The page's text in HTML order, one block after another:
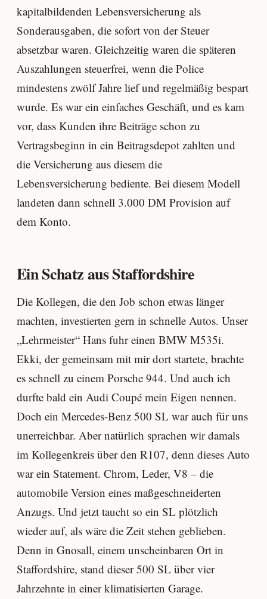
kapitalbildenden Lebensversicherung als
Sonderausgaben, die sofort von der Steuer
absetzbar waren. Gleichzeitig waren die späteren
Auszahlungen steuerfrei, wenn die Police
mindestens zwölf Jahre lief und regelmäßig bespart
wurde. Es war ein einfaches Geschäft, und es kam
vor, dass Kunden ihre Beiträge schon zu
Vertragsbeginn in ein Beitragsdepot zahlten und
die Versicherung aus diesem die
Lebensversicherung bediente. Bei diesem Modell
landeten dann schnell 3.000 DM Provision auf
dem Konto.
Ein Schatz aus Staffordshire
Die Kollegen, die den Job schon etwas länger
machten, investierten gern in schnelle Autos. Unser
„Lehrmeister“ Hans fuhr einen BMW M535i.
Ekki, der gemeinsam mit mir dort startete, brachte
es schnell zu einem Porsche 944. Und auch ich
durfte bald ein Audi Coupé mein Eigen nennen.
Doch ein Mercedes-Benz 500 SL war auch für uns
unerreichbar. Aber natürlich sprachen wir damals
im Kollegenkreis über den R107, denn dieses Auto
war ein Statement. Chrom, Leder, V8 – die
automobile Version eines maßgeschneiderten
Anzugs. Und jetzt taucht so ein SL plötzlich
wieder auf, als wäre die Zeit stehen geblieben.
Denn in Gnosall, einem unscheinbaren Ort in
Staffordshire, stand dieser 500 SL über vier
Jahrzehnte in einer klimatisierten Garage.